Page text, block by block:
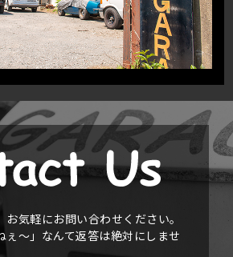
気軽にお問い合わせください。
ぇ〜」なんて返答は絶対にしませ